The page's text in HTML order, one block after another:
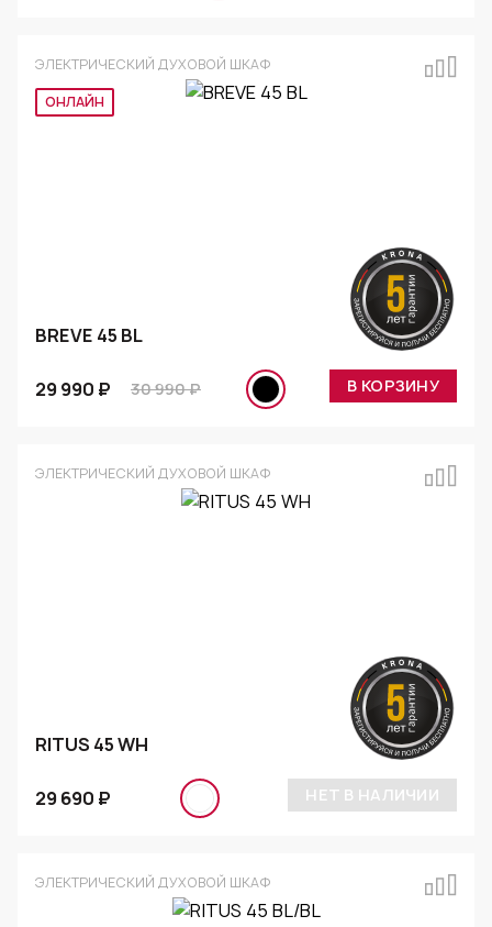
ЭЛЕКТРИЧЕСКИЙ ДУХОВОЙ ШКАФ
ОНЛАЙН
BREVE 45 BL
29 990 ₽ 30 990 ₽ В КОРЗИНУ
ЭЛЕКТРИЧЕСКИЙ ДУХОВОЙ ШКАФ
RITUS 45 WH
29 690 ₽ НЕТ В НАЛИЧИИ
ЭЛЕКТРИЧЕСКИЙ ДУХОВОЙ ШКАФ